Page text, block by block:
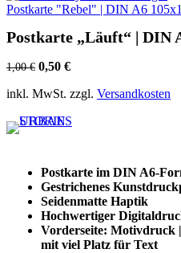
Postkarte "Rebel" | DIN A6
Postkarte „Läuft“ | DIN
1,00€ Ursprünglicher
war:
0,50 €Aktueller
ist:
inkl. MwSt. zzgl. Versandkosten
Postkarte im DIN A6-
Gestrichenes
Seidenmatte Haptik
Hochwertiger
Vorderseite: Motivdruck
mit viel Platz für Text